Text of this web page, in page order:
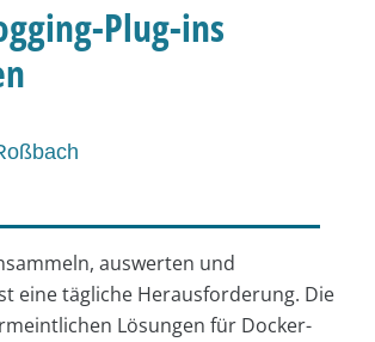
Plug-ins
auswerten und
eine tägliche Herausforderung. Die
Lösungen für Docker-